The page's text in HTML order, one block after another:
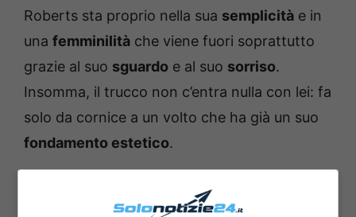
Roberts sta proprio nella sua semplicità e in
una femminilità che viene fuori soprattutto
grazie al suo sguardo e al suo sorriso.
Insomma, il trucco non c’entra nulla con lei: fa
solo da cornice a un volto che ha già un suo
fondamento estetico.